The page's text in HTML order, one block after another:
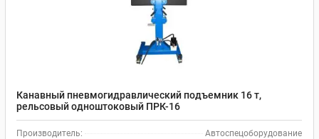
Канавный пневмогидравлический подъемник 16 т,
рельсовый одноштоковый ПРК-16
Производитель:
Автоспецоборудование